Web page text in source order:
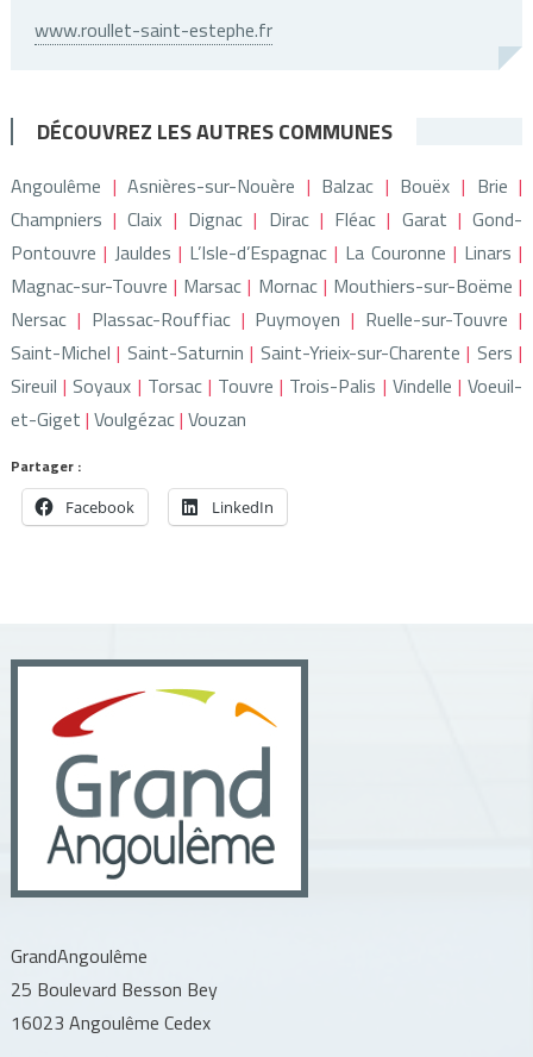
www.roullet-saint-estephe.fr
DÉCOUVREZ LES AUTRES COMMUNES
Angoulême Asnières-sur-Nouère Balzac Bouëx
Brie
Champniers
Claix Dignac Dirac Fléac Garat
Gond-
Pontouvre
Jauldes L’Isle-d’Espagnac La Couronne
Linars
Magnac-sur-Touvre
Marsac Mornac
Mouthiers-sur-Boëme
Nersac
Plassac-Rouffiac Puymoyen
Ruelle-sur-Touvre
Saint-Michel
Saint-Saturnin Saint-Yrieix-sur-Charente
Sers
Sireuil
Soyaux Torsac Touvre Trois-Palis Vindelle Voeuil-
et-Giget Voulgézac Vouzan
Partager :
Facebook LinkedIn
GrandAngoulême
25 Boulevard Besson Bey
16023 Angoulême Cedex